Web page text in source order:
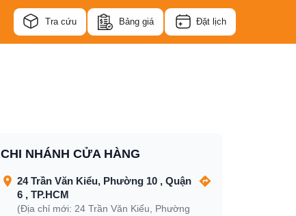
Tra cứu Bảng giá Đặt lịch
CHI NHÁNH CỬA HÀNG
24 Trần Văn Kiểu, Phường 10 , Quận
6 , TP.HCM
(Địa chỉ mới: 24 Trần Văn Kiểu, Phường